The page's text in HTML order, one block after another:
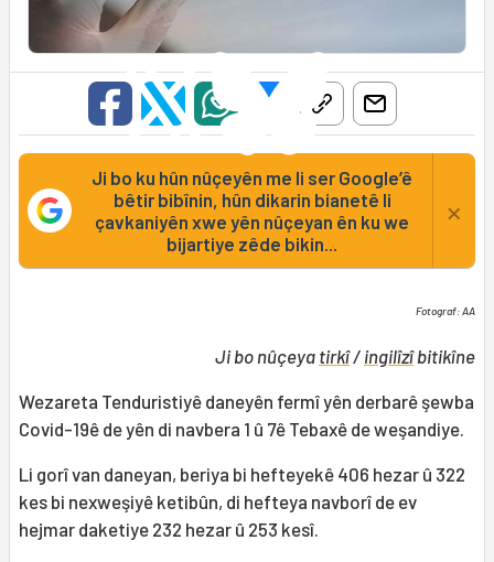
Ji bo ku hûn nûçeyên me li ser Google’ê
bêtir bibînin, hûn dikarin bianetê li
çavkaniyên xwe yên nûçeyan ên ku we
bijartiye zêde bikin...
×
Fotograf: AA
Ji bo nûçeya tirkî/ ingilîzîbitikîne
Wezareta Tenduristiyê daneyên fermî yên derbarê şewba
Covid-19ê de yên di navbera 1 û 7ê Tebaxê de weşandiye.
Li gorî van daneyan, beriya bi hefteyekê 406 hezar û 322
kes bi nexweşiyê ketibûn, di hefteya navborî de ev
hejmar daketiye 232 hezar û 253 kesî.